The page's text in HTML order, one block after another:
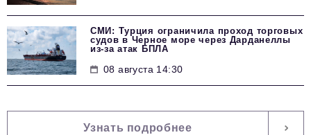
СМИ: Турция ограничила проход торговых
судов в Черное море через Дарданеллы
из-за атак БПЛА
08 августа 14:30
Узнать подробнее